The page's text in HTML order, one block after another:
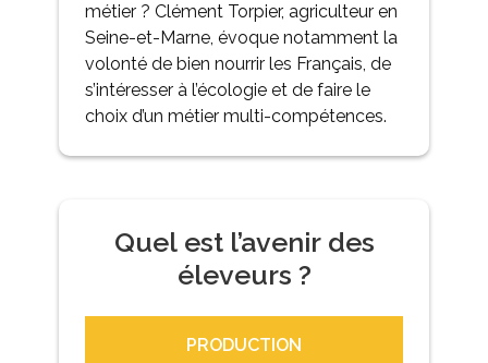
métier ? Clément Torpier, agriculteur en
Seine-et-Marne, évoque notamment la
volonté de bien nourrir les Français, de
s’intéresser à l’écologie et de faire le
choix d’un métier multi-compétences.
Quel est l’avenir des
éleveurs ?
PRODUCTION